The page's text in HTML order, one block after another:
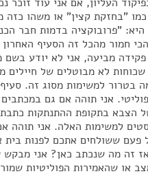
כמו "בחזקת קצין" או משהו כזה
"פרובוקציה בדמות חבר
חמור מהכל זה הסעיף
מביעה, אני לא יודע בשם
לא מבוטלים של חיילים
בטרור למשימות מסוג זה.
אני תוהה אם גם
הצבא בתקופת ההתנתקות
למשימות האלה. אני תוהה
פעם ששולחים אתכם לפנות בית
זה מה שנכתב כאן? אני מבקש
או שהאמירות הפוליטיות